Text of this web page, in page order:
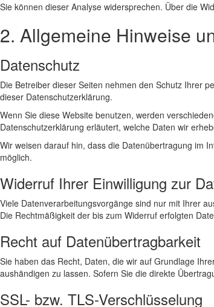
Sie können dieser Analyse widersprechen. Über die
2. Allgemeine Hinweise
Datenschutz
Die Betreiber dieser Seiten nehmen den Schutz Ihrer
dieser Datenschutzerklärung.
Wenn Sie diese Website benutzen, werden
Datenschutzerklärung erläutert, welche Daten wir
Wir weisen darauf hin, dass die Datenübertragung im
möglich.
Widerruf Ihrer Einwilligung zur
Viele Datenverarbeitungsvorgänge sind nur mit Ihrer
Die Rechtmäßigkeit der bis zum Widerruf erfolgten
Recht auf Datenübertragbarkeit
Sie haben das Recht, Daten, die wir auf Grundlage
aushändigen zu lassen. Sofern Sie die direkte
SSL- bzw. TLS-Verschlüsselung